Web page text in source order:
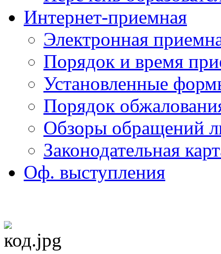
Интернет-приемная
Электронная
Порядок и время
Установленные
Порядок
Обзоры обращений
Законодательная
Оф. выступления